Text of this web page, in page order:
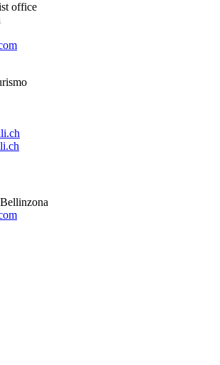
office